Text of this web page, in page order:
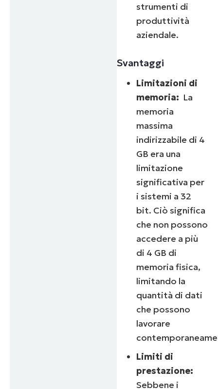
strumenti di
produttività
aziendale.
Svantaggi
Limitazioni di
memoria: La
memoria
massima
indirizzabile di 4
GB era una
limitazione
significativa per
i sistemi a 32
bit. Ciò significa
che non possono
accedere a più
di 4 GB di
memoria fisica,
limitando la
quantità di dati
che possono
lavorare
Limiti di
prestazione:
Sebbene i